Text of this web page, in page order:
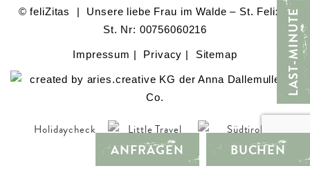
ANFRAGEN BUCHEN
LAST-MINUTE
© feliZitas
Unsere liebe Frau im Walde – St. Felix
St. Nr: 00756060216
Impressum Privacy Sitemap